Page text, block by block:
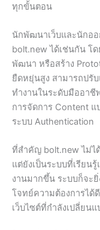
ทุกขั้นตอน
นักพัฒนาเว็บและนักอ
bolt.new ได้เช่นกัน โ
พัฒนา หรือสร้าง
ยืดหยุ่นสูง สามารถปรั
ทำงานในระดับมืออาชี
การจัดการ Content แ
ระบบ Authentication
ที่สำคัญ bolt.new ไม่ได้
แต่ยังเป็นระบบที่เรียน
งานมากขึ้น ระบบก็จะ
โจทย์ความต้องการไ
เว็บไซต์ที่กำลังเปลี่ยน